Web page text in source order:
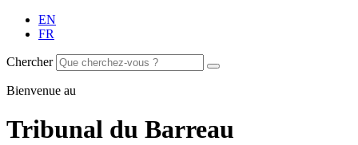
EN
FR
Chercher
Bienvenue au
Tribunal du Barreau